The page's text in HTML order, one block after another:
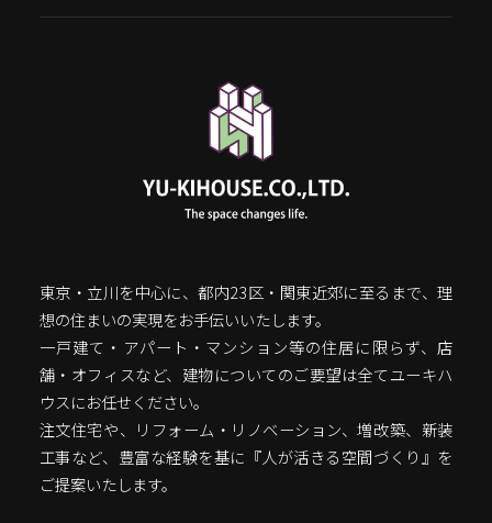
東京・立川を中心に、都内23区・関東近郊に至るまで、理
想の住まいの実現をお手伝いいたします。
一戸建て・アパート・マンション等の住居に限らず、店
舗・オフィスなど、建物についてのご要望は全てユーキハ
ウスにお任せください。
注文住宅や、リフォーム・リノベーション、増改築、新装
工事など、豊富な経験を基に『人が活きる空間づくり』を
ご提案いたします。